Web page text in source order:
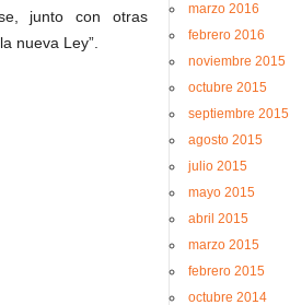
junto con otras
nueva Ley”.
marzo 2016
febrero 2016
noviembre 2015
octubre 2015
septiembre 2015
agosto 2015
julio 2015
mayo 2015
abril 2015
marzo 2015
febrero 2015
octubre 2014